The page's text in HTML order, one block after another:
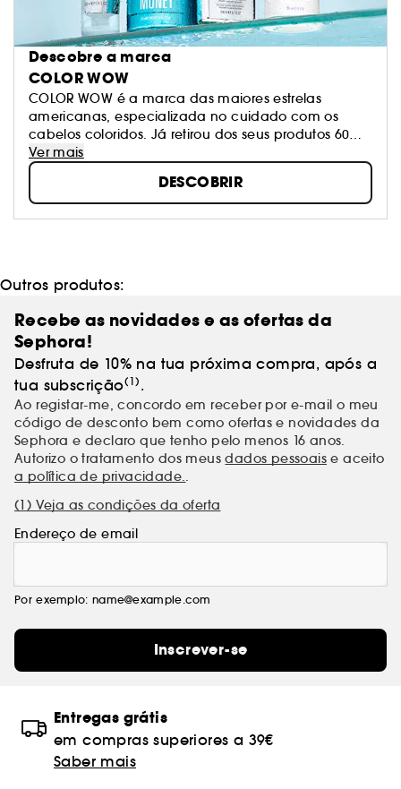
Descobre a marca
COLOR WOW
COLOR WOW é a marca das maiores estrelas
americanas, especializada no cuidado com os
cabelos coloridos. Já retirou dos seus produtos 60
ingredientes que podem alterar a cor e a qualidade
dos cabelos.
Chris Appleton, embaixador e cabeleireiro oficial de
celebridades, como a Jennifer Lopez que é
conhecida pelo seu estilo "Glass Hair" feito com os
Ver mais
DESCOBRIR
Outros produtos:
Recebe as novidades e as ofertas da
Sephora!
Desfruta de 10% na tua próxima compra, após a
tua subscrição(1) .
Ao registar-me, concordo em receber por e-mail o meu
código de desconto bem como ofertas e novidades da
Sephora e declaro que tenho pelo menos 16 anos.
Autorizo o tratamento dos meusdados pessoais e aceito
a política de privacidade..
(1) Veja as condições da oferta
Endereço de email
Por exemplo: name@example.com
Inscrever-se
Entregas grátis
em compras superiores a 39€
Saber mais